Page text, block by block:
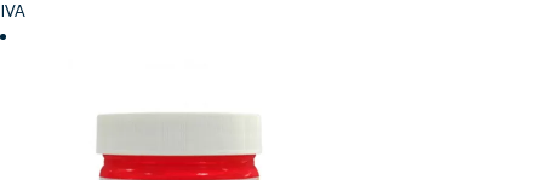
IVA